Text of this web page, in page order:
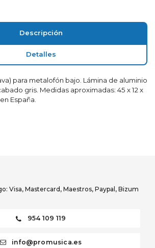
Descripción
Detalles
para metalofón bajo. Lámina de aluminio
gris. Medidas aproximadas: 45 x 12 x
España.
954 109 119
info@promusica.es